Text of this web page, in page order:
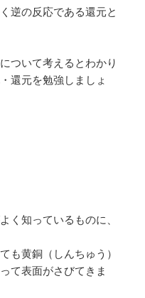
逆の反応である還元と
ついて考えるとわかり
還元を勉強しましょ
く知っているものに、
も黄銅（しんちゅう）
て表面がさびてきま